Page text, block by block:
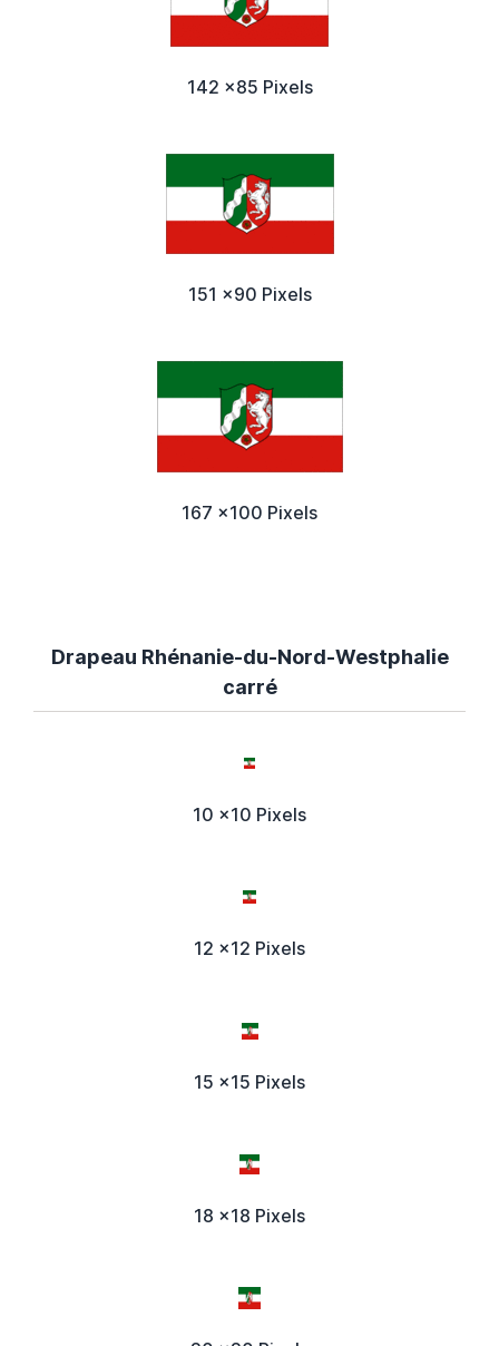
142 x85 Pixels
151 x90 Pixels
167 x100 Pixels
Drapeau Rhénanie-du-Nord-Westphalie
carré
10 x10 Pixels
12 x12 Pixels
15 x15 Pixels
18 x18 Pixels